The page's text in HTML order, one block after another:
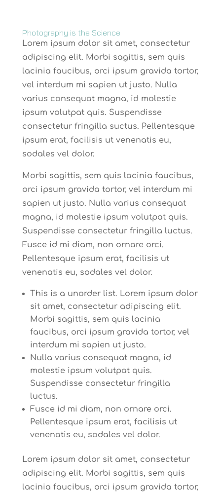
Photography is the Science
Lorem ipsum dolor sit amet, consectetur
adipiscing elit. Morbi sagittis, sem quis
lacinia faucibus, orci ipsum gravida tortor,
vel interdum mi sapien ut justo. Nulla
varius consequat magna, id molestie
ipsum volutpat quis. Suspendisse
consectetur fringilla suctus. Pellentesque
ipsum erat, facilisis ut venenatis eu,
sodales vel dolor.
Morbi sagittis, sem quis lacinia faucibus,
orci ipsum gravida tortor, vel interdum mi
sapien ut justo. Nulla varius consequat
magna, id molestie ipsum volutpat quis.
Suspendisse consectetur fringilla luctus.
Fusce id mi diam, non ornare orci.
Pellentesque ipsum erat, facilisis ut
venenatis eu, sodales vel dolor.
This is a unorder list. Lorem ipsum dolor
sit amet, consectetur adipiscing elit.
Morbi sagittis, sem quis lacinia
faucibus, orci ipsum gravida tortor, vel
interdum mi sapien ut justo.
Nulla varius consequat magna, id
molestie ipsum volutpat quis.
Suspendisse consectetur fringilla
luctus.
Fusce id mi diam, non ornare orci.
Pellentesque ipsum erat, facilisis ut
venenatis eu, sodales vel dolor.
Lorem ipsum dolor sit amet, consectetur
adipiscing elit. Morbi sagittis, sem quis
lacinia faucibus, orci ipsum gravida tortor,